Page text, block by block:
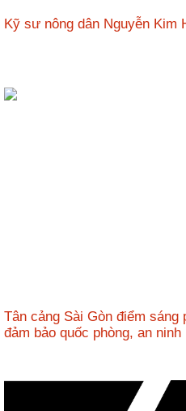
Kỹ sư nông dân Nguyễn Kim
Tân cảng Sài Gòn điểm
đảm bảo quốc phòng, an ninh